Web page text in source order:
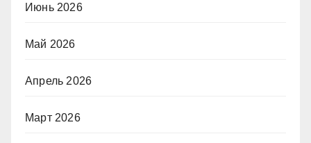
Июнь 2026
Май 2026
Апрель 2026
Март 2026